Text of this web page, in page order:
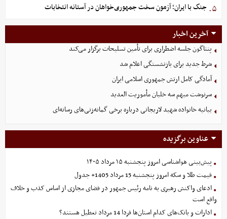
۵. جنگ با ایران؛ آزمون سخت جمهوری‌خواهان در آستانه انتخابات
آخرین اخبار
پنتاگون جلسه اضطراری برای تأمین تسلیحات برگزار می‌کند
شرط جدید برای بازنشستگی اعلام شد
آمادگی کامل ارتش جمهوری اسلامی ایران
سرنوشت مبهم سه خلبان مأموریت العدید
بیانیه خانواده شهید لاریجانی درباره برخی گمانه‌زنی‌های رسانه‌ای
عناوین برگزیده
پیش‌بینی هواشناسی امروز پنجشنبه ۱۵ مرداد ۱۴۰۵
قیمت طلا و سکه امروز پنجشنبه 15 مرداد 1405+ جدول
ادعای واکنش رهبری به نامه رئیس جمهور در فضای مجازی از اساس کذب و خلاف
واقع است
ادارات و بانک‌های کدام استان‌ها فردا 14 مرداد تعطیل هستند؟